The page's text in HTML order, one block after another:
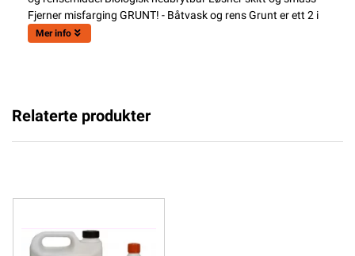
Fjerner misfarging GRUNT! - Båtvask og rens Grunt er ett 2 i
Mer info
Relaterte produkter